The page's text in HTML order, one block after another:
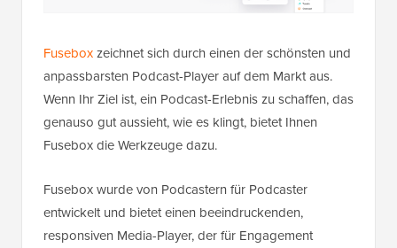
Fuseboxzeichnet sich durch einen der schönsten und
anpassbarsten Podcast-Player auf dem Markt aus.
Wenn Ihr Ziel ist, ein Podcast-Erlebnis zu schaffen, das
genauso gut aussieht, wie es klingt, bietet Ihnen
Fusebox die Werkzeuge dazu.
Fusebox wurde von Podcastern für Podcaster
entwickelt und bietet einen beeindruckenden,
responsiven Media-Player, der für Engagement